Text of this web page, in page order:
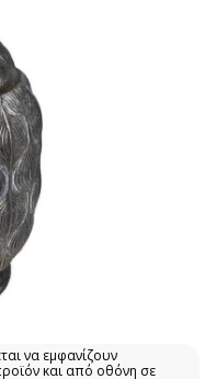
να εμφανίζουν
και από οθόνη σε